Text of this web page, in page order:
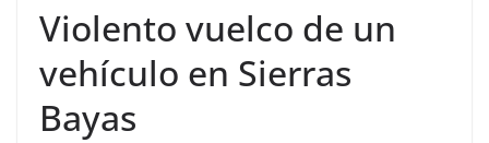
Violento vuelco de un
vehículo en Sierras
Bayas